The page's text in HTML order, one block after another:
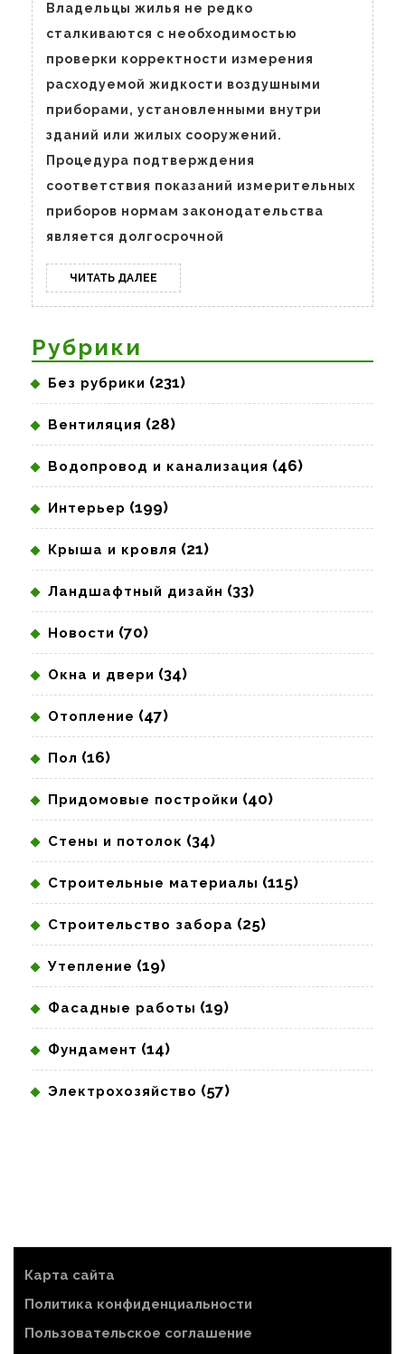
проверки
счетчиков
воды
в
квартире
Владельцы жилья не редко
сталкиваются с необходимостью
проверки корректности измерения
расходуемой жидкости воздушными
приборами, установленными внутри
зданий или жилых сооружений.
Процедура подтверждения
соответствия показаний измерительных
приборов нормам законодательства
является долгосрочной
ЧИТАТЬ ДАЛЕЕ ЧИТАТЬ
ДАЛЕЕ
Рубрики
Без рубрики (231)
Вентиляция (28)
Водопровод и канализация (46)
Интерьер (199)
Крыша и кровля (21)
Ландшафтный дизайн (33)
Новости (70)
Окна и двери (34)
Отопление (47)
Пол (16)
Придомовые постройки (40)
Стены и потолок (34)
Строительные материалы (115)
Строительство забора (25)
Утепление (19)
Фасадные работы (19)
Фундамент (14)
Электрохозяйство (57)
Карта сайта
Политика конфиденциальности
Пользовательское соглашение